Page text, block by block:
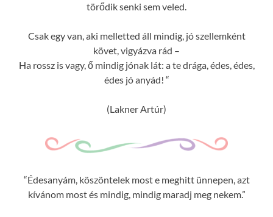
törődik senki sem veled.
Csak egy van, aki melletted áll mindig, jó szellemként
követ, vigyázva rád –
Ha rossz is vagy, ő mindig jónak lát: a te drága, édes, édes,
édes jó anyád! “
(Lakner Artúr)
“Édesanyám, köszöntelek most e meghitt ünnepen, azt
kívánom most és mindig, mindig maradj meg nekem.”